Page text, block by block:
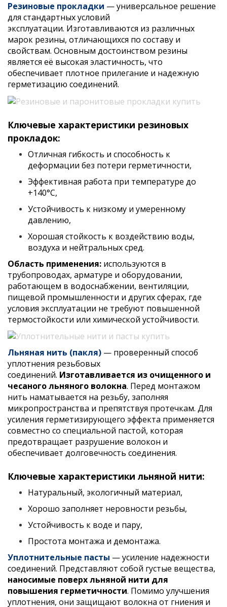
Резиновые прокладки — универсальное решение
для стандартных условий
эксплуатации. Изготавливаются из различных
марок резины, отличающихся по составу и
свойствам. Основным достоинством резины
является её высокая эластичность, что
обеспечивает плотное прилегание и надежную
герметизацию соединений.
Ключевые характеристики резиновых
прокладок:
Отличная гибкость и способность к
деформации без потери герметичности,
Эффективная работа при температуре до
+140°C,
Устойчивость к низкому и умеренному
давлению,
Хорошая стойкость к воздействию воды,
воздуха и нейтральных сред.
Область применения: используются в
трубопроводах, арматуре и оборудовании,
работающем в водоснабжении, вентиляции,
пищевой промышленности и других сферах, где
условия эксплуатации не требуют повышенной
термостойкости или химической устойчивости.
Льняная нить (пакля) — проверенный способ
уплотнения резьбовых
соединений. Изготавливается из очищенного и
чесаного льняного волокна. Перед монтажом
нить наматывается на резьбу, заполняя
микропространства и препятствуя протечкам. Для
усиления герметизирующего эффекта применяется
совместно со специальной пастой, которая
предотвращает разрушение волокон и
обеспечивает долговечность соединения.
Ключевые характеристики льняной нити:
Натуральный, экологичный материал,
Хорошо заполняет неровности резьбы,
Устойчивость к воде и пару,
Простота монтажа и демонтажа.
Уплотнительные пасты — усиление надежности
соединений. Представляют собой густые вещества,
наносимые поверх льняной нити для
повышения герметичности. Помимо улучшения
уплотнения, они защищают волокна от гниения и